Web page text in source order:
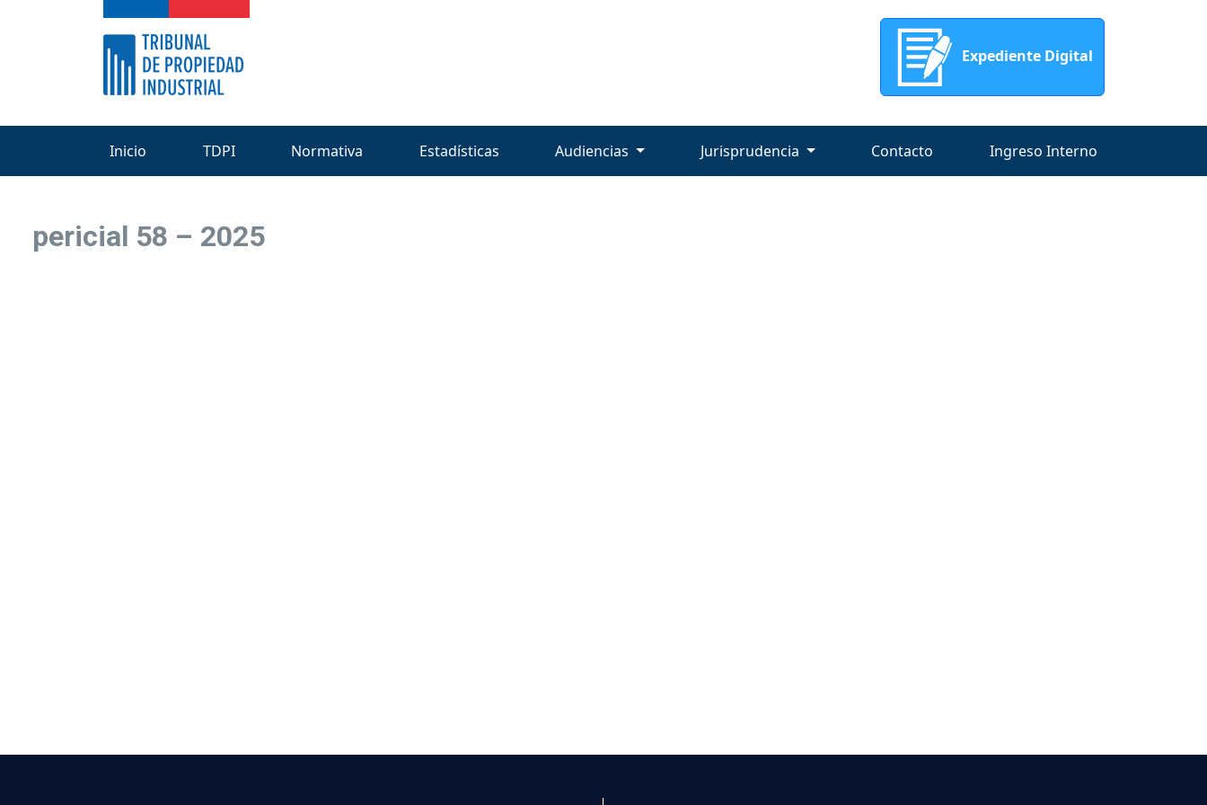
Expediente Digital
Inicio TDPI Normativa Estadísticas Audiencias Jurisprudencia Contacto Ingreso Interno
pericial 58 – 2025